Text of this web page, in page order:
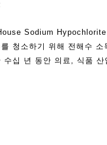
Sodium Hypochlorite
청소하기 위해 전해수 소
수십 년 동안 의료, 식품 산